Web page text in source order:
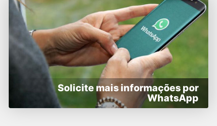
Solicite mais informações por
WhatsApp